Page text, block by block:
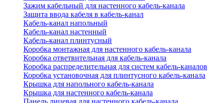
Зажим кабельный для настенного кабель-канала
Защита ввода кабеля в кабель-канал
Кабель-канал напольный
Кабель-канал настенный
Кабель-канал плинтусный
Коробка монтажная для настенного кабель-канала
Коробка ответвительная для кабель-канала
Коробка распределительная для систем кабель-каналов
Коробка установочная для плинтусного кабель-канала
Крышка для напольного кабель-канала
Крышка для настенного кабель-канала
Панель лицевая для настенного кабель-канала